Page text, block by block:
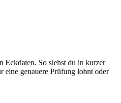
Eckdaten. So siehst du in kurzer
eine genauere Prüfung lohnt oder